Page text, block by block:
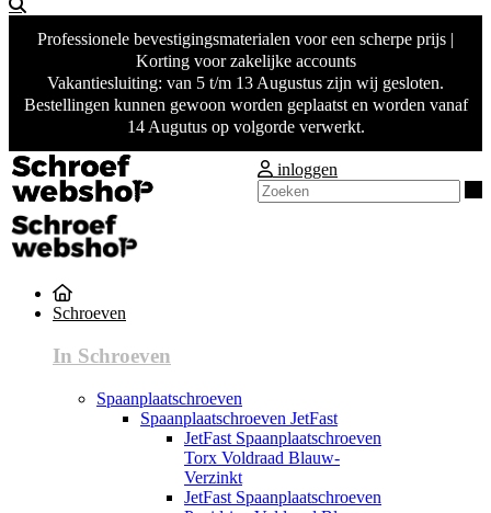
Professionele bevestigingsmaterialen voor een scherpe prijs |
Korting voor zakelijke accounts
Vakantiesluiting: van 5 t/m 13 Augustus zijn wij gesloten.
Bestellingen kunnen gewoon worden geplaatst en worden vanaf
14 Augutus op volgorde verwerkt.
inloggen
Schroeven
In Schroeven
Spaanplaatschroeven
Spaanplaatschroeven JetFast
JetFast Spaanplaatschroeven
Torx Voldraad Blauw-
Verzinkt
JetFast Spaanplaatschroeven